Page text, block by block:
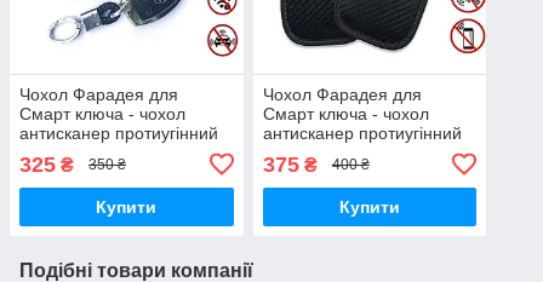
Чохол Фарадея для
Смарт ключа - чохол
антисканер протиугінний
325 ₴ 350 ₴
Купити
Чохол Фарадея для
Смарт ключа - чохол
антисканер протиугінний
375₴ 400 ₴
Купити
Подібні товари компанії